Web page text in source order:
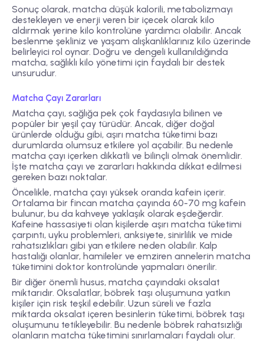
Sonuç olarak, matcha düşük kalorili, metabolizmayı
destekleyen ve enerji veren bir içecek olarak kilo
aldırmak yerine kilo kontrolüne yardımcı olabilir. Ancak
beslenme şekliniz ve yaşam alışkanlıklarınız kilo üzerinde
belirleyici rol oynar. Doğru ve dengeli kullanıldığında
matcha, sağlıklı kilo yönetimi için faydalı bir destek
unsurudur.
Matcha Çayı Zararları
Matcha çayı, sağlığa pek çok faydasıyla bilinen ve
popüler bir yeşil çay türüdür. Ancak, diğer doğal
ürünlerde olduğu gibi, aşırı matcha tüketimi bazı
durumlarda olumsuz etkilere yol açabilir. Bu nedenle
matcha çayı içerken dikkatli ve bilinçli olmak önemlidir.
İşte matcha çayı ve zararları hakkında dikkat edilmesi
gereken bazı noktalar.
Öncelikle, matcha çayı yüksek oranda kafein içerir.
Ortalama bir fincan matcha çayında 60-70 mg kafein
bulunur, bu da kahveye yaklaşık olarak eşdeğerdir.
Kafeine hassasiyeti olan kişilerde aşırı matcha tüketimi
çarpıntı, uyku problemleri, anksiyete, sinirlilik ve mide
rahatsızlıkları gibi yan etkilere neden olabilir. Kalp
hastalığı olanlar, hamileler ve emziren annelerin matcha
tüketimini doktor kontrolünde yapmaları önerilir.
Bir diğer önemli husus, matcha çayındaki oksalat
miktarıdır. Oksalatlar, böbrek taşı oluşumuna yatkın
kişiler için risk teşkil edebilir. Uzun süreli ve fazla
miktarda oksalat içeren besinlerin tüketimi, böbrek taşı
oluşumunu tetikleyebilir. Bu nedenle böbrek rahatsızlığı
olanların matcha tüketimini sınırlamaları faydalı olur.